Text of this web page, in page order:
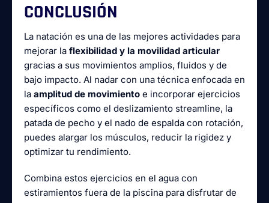
CONCLUSIÓN
La natación es una de las mejores actividades para
mejorar la flexibilidad y la movilidad articular
gracias a sus movimientos amplios, fluidos y de
bajo impacto. Al nadar con una técnica enfocada en
la amplitud de movimiento e incorporar ejercicios
específicos como el deslizamiento streamline, la
patada de pecho y el nado de espalda con rotación,
puedes alargar los músculos, reducir la rigidez y
optimizar tu rendimiento.
Combina estos ejercicios en el agua con
estiramientos fuera de la piscina para disfrutar de